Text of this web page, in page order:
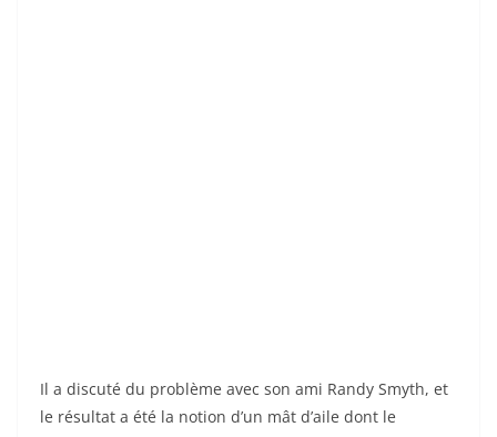
Il a discuté du problème avec son ami Randy Smyth, et
le résultat a été la notion d’un mât d’aile dont le